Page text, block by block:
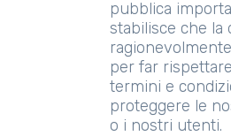
pubblica
stabilisce che la
per far
termini e
proteggere le
o i nostri utenti.